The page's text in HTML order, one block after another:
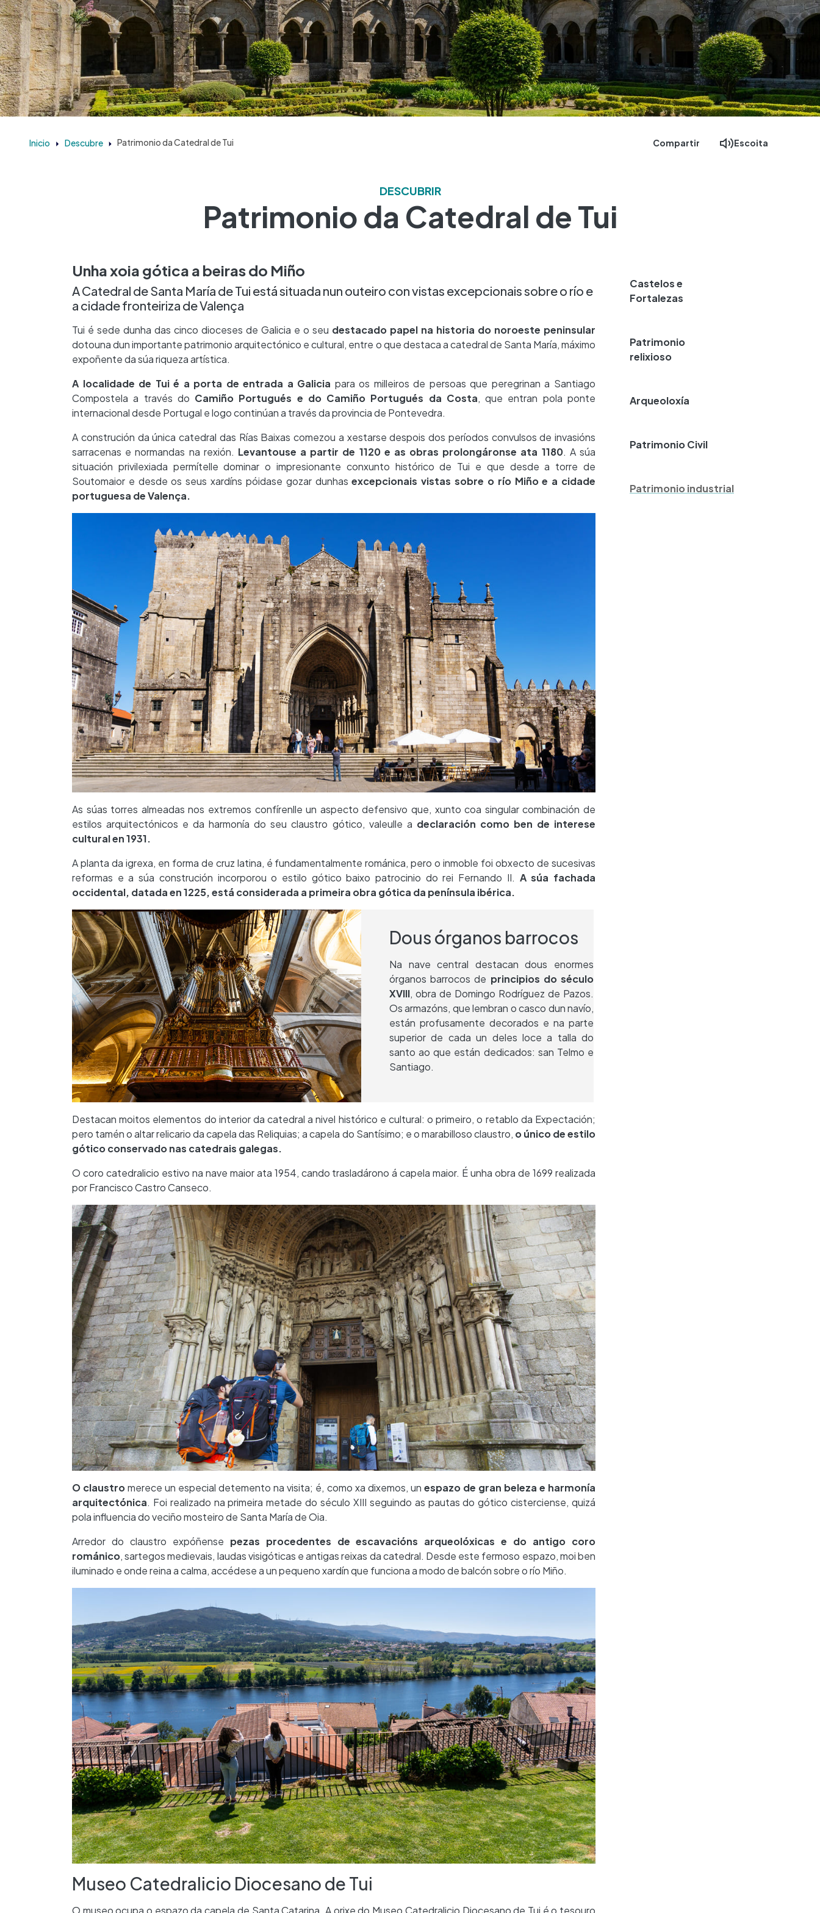
Inicio Descubre Patrimonio da Catedral de Tui Compartir Escoita
DESCUBRIR
Patrimonio da Catedral de Tui
Unha xoia gótica a beiras do Miño
A Catedral de Santa María de Tui está situada nun outeiro con vistas excepcionais sobre o río e
a cidade fronteiriza de Valença
Tui é sede dunha das cinco dioceses de Galicia e o seu destacado papel na historia do noroeste peninsular
dotouna dun importante patrimonio arquitectónico e cultural, entre o que destaca a catedral de Santa María, máximo
expoñente da súa riqueza artística.
A localidade de Tui é a porta de entrada a Galicia para os milleiros de persoas que peregrinan a Santiago
Compostela a través do Camiño Portugués e do Camiño Portugués da Costa, que entran pola ponte
internacional desde Portugal e logo continúan a través da provincia de Pontevedra.
A construción da única catedral das Rías Baixas comezou a xestarse despois dos períodos convulsos de invasións
sarracenas e normandas na rexión. Levantouse a partir de 1120 e as obras prolongáronse ata 1180. A súa
situación privilexiada permítelle dominar o impresionante conxunto histórico de Tui e que desde a torre de
Soutomaior e desde os seus xardíns póidase gozar dunhasexcepcionais vistas sobre o río Miño e a cidade
portuguesa de Valença.
As súas torres almeadas nos extremos confírenlle un aspecto defensivo que, xunto coa singular combinación de
estilos arquitectónicos e da harmonía do seu claustro gótico, valeulle a declaración como ben de interese
cultural en 1931.
A planta da igrexa, en forma de cruz latina, é fundamentalmente románica, pero o inmoble foi obxecto de sucesivas
reformas e a súa construción incorporou o estilo gótico baixo patrocinio do rei Fernando II. A súa fachada
occidental, datada en 1225, está considerada a primeira obra gótica da península ibérica.
Dous órganos barrocos
Na nave central destacan dous enormes
órganos barrocos de principios do século
XVIII, obra de Domingo Rodríguez de Pazos.
Os armazóns, que lembran o casco dun navío,
están profusamente decorados e na parte
superior de cada un deles loce a talla do
santo ao que están dedicados: san Telmo e
Santiago.
Destacan moitos elementos do interior da catedral a nivel histórico e cultural: o primeiro, o retablo da Expectación;
pero tamén o altar relicario da capela das Reliquias; a capela do Santísimo; e o marabilloso claustro, o único de estilo
gótico conservado nas catedrais galegas.
O coro catedralicio estivo na nave maior ata 1954, cando trasladárono á capela maior. É unha obra de 1699 realizada
por Francisco Castro Canseco.
O claustromerece un especial detemento na visita; é, como xa dixemos, un espazo de gran beleza e harmonía
arquitectónica. Foi realizado na primeira metade do século XIII seguindo as pautas do gótico cisterciense, quizá
pola influencia do veciño mosteiro de Santa María de Oia.
Arredor do claustro expóñense pezas procedentes de escavacións arqueolóxicas e do antigo coro
románico, sartegos medievais, laudas visigóticas e antigas reixas da catedral. Desde este fermoso espazo, moi ben
iluminado e onde reina a calma, accédese a un pequeno xardín que funciona a modo de balcón sobre o río Miño.
Museo Catedralicio Diocesano de Tui
O museo ocupa o espazo da capela de Santa Catarina. A orixe do Museo Catedralicio Diocesano de Tui é o tesouro
Castelos e
Fortalezas
Patrimonio
relixioso
Arqueoloxía
Patrimonio Civil
Patrimonio industrial